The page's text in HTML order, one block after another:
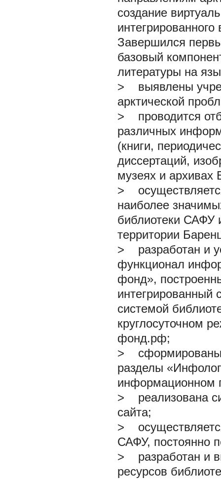
создание
Завершился
базовый
литературы на
>
выявлены
арктической
>
проводится
различных
(книги,
диссертаций,
музеях и архивах
>
наиболее
библиотеки САФУ
территории
>
разработан и
функционал
фонд»,
интегрированный
системой
круглосуточном
фонд.рф;
>
сформированы
разделы
информационном
>
реализована
сайта;
>
САФУ, постоянно
>
разработан и
ресурсов